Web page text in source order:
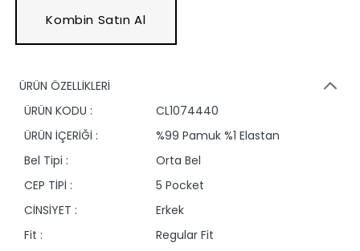
Kombin Satın Al
ÜRÜN ÖZELLİKLERİ
ÜRÜN KODU :
CL1074440
ÜRÜN İÇERİĞİ :
%99 Pamuk %1 Elastan
Bel Tipi :
Orta Bel
CEP TİPİ :
5 Pocket
CİNSİYET :
Erkek
Fit :
Regular Fit